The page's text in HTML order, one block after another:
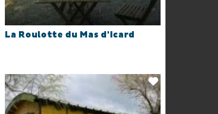
La Roulotte du Mas d'Icard